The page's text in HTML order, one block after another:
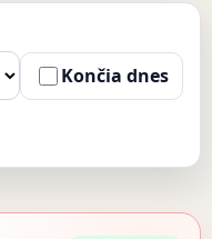
Končia dnes